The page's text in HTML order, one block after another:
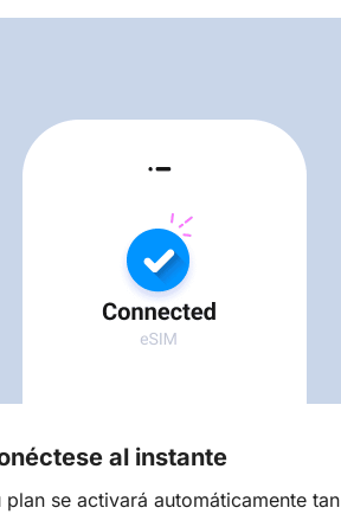
al instante
plan se activará automáticamente tan